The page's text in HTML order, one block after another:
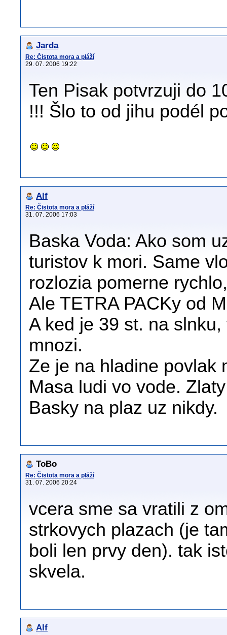
Jarda
Re: Čistota mora a pláží
29. 07. 2006 19:22
Ten Pisak potvrzuji do
!!! Šlo to od jihu podél
Alf
Re: Čistota mora a pláží
31. 07. 2006 17:03
Baska Voda: Ako som
turistov k mori. Same
rozlozia pomerne
Ale TETRA PACKy od
A ked je 39 st. na
mnozi.
Ze je na hladine povlak
Masa ludi vo vode.
Basky na plaz uz nikdy.
ToBo
Re: Čistota mora a pláží
31. 07. 2006 20:24
vcera sme sa vratili z
strkovych plazach (je
boli len prvy den). tak
skvela.
Alf